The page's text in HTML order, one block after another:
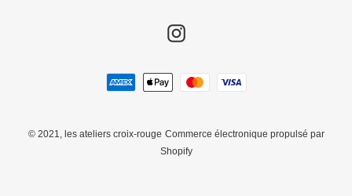
Instagram
Moyens
de
© 2021, les ateliers croix-rouge Commerce électronique propulsé par
Shopify